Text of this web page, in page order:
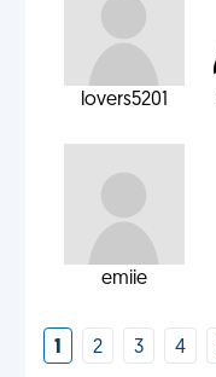
lovers5201
emiie
1 2 3 4